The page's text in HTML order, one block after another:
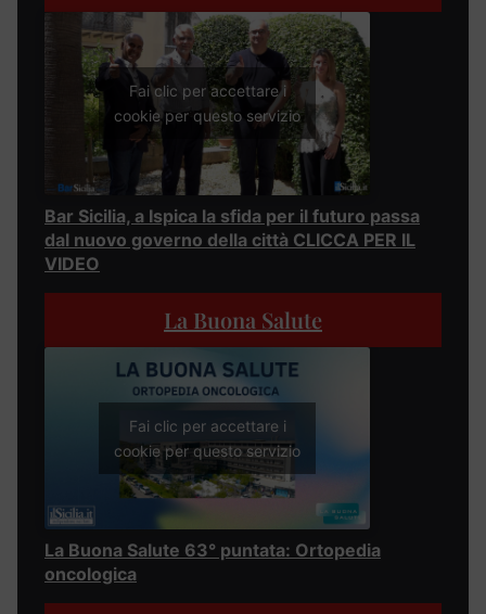
Fai clic per accettare i
cookie per questo servizio
Bar Sicilia, a Ispica la sfida per il futuro passa
dal nuovo governo della città CLICCA PER IL
VIDEO
La Buona Salute
Fai clic per accettare i
cookie per questo servizio
La Buona Salute 63° puntata: Ortopedia
oncologica